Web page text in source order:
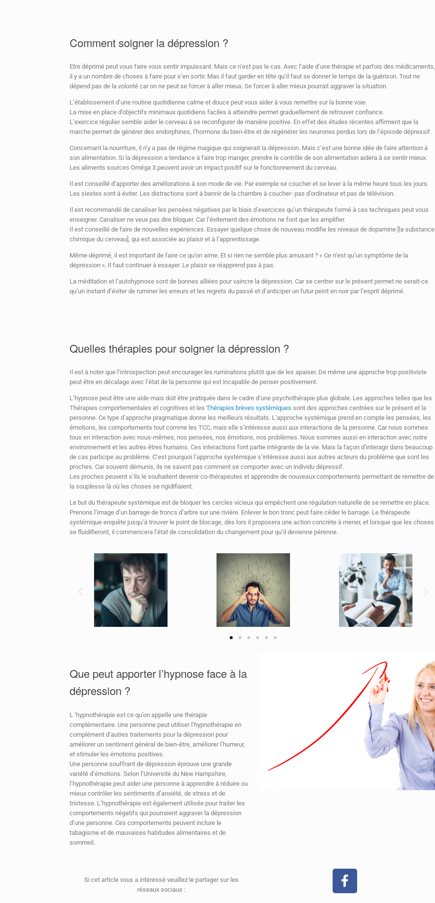
Comment soigner la dépression ?
Etre déprimé peut vous faire vous sentir impuissant. Mais ce n’est pas le cas. Avec l’aide d’une thérapie et parfois des médicaments,
il y a un nombre de choses à faire pour s’en sortir. Mas il faut garder en tête qu’il faut se donner le temps de la guérison. Tout ne
dépend pas de la volonté car on ne peut se forcer à aller mieux. Se forcer à aller mieux pourrait aggraver la situation.
L’établissement d’une routine quotidienne calme et douce peut vous aider à vous remettre sur la bonne voie.
La mise en place d’objectifs minimaux quotidiens faciles à atteindre permet graduellement de retrouver confiance.
L’exercice régulier semble aider le cerveau à se reconfigurer de manière positive. En effet des études récentes affirment que la
marche permet de générer des endorphines, l’hormone du bien-être et de régénérer les neurones perdus lors de l’épisode dépressif.
Concernant la nourriture, il n’y a pas de régime magique qui soignerait la dépression. Mais c’est une bonne idée de faire attention à
son alimentation. Si la dépression a tendance à faire trop manger, prendre le contrôle de son alimentation aidera à se sentir mieux.
Les aliments sources Oméga 3 peuvent avoir un impact positif sur le fonctionnement du cerveau.
Il est conseillé d’apporter des améliorations à son mode de vie. Par exemple se coucher et se lever à la même heure tous les jours.
Les siestes sont à éviter. Les distractions sont à bannir de la chambre à coucher- pas d’ordinateur et pas de télévision.
Il est recommandé de canaliser les pensées négatives par le biais d’exercices qu’un thérapeute formé à ces techniques peut vous
enseigner. Canaliser ne veux pas dire bloquer. Car l’évitement des émotions ne font que les amplifier.
Il est conseillé de faire de nouvelles expériences. Essayer quelque chose de nouveau modifie les niveaux de dopamine [la substance
chimique du cerveau], qui est associée au plaisir et à l’apprentissage.
Même déprimé, il est important de faire ce qu’on aime. Et si rien ne semble plus amusant ? « Ce n’est qu’un symptôme de la
dépression ». Il faut continuer à essayer. Le plaisir se réapprend pas à pas.
La méditation et l’autohypnose sont de bonnes alliées pour vaincre la dépression. Car se centrer sur le présent permet ne serait-ce
qu’un instant d’éviter de ruminer les erreurs et les regrets du passé et d’anticiper un futur peint en noir par l’esprit déprimé.
Quelles thérapies pour soigner la dépression ?
Il est à noter que l’introspection peut encourager les ruminations plutôt que de les apaiser. De même une approche trop positiviste
peut être en décalage avec l’état de la personne qui est incapable de penser positivement.
L’hypnose peut être une aide mais doit être pratiquée dans le cadre d’une psychothérapie plus globale. Les approches telles que les
Thérapies comportementales et cognitives et les Thérapies brèves systémiques sont des approches centrées sur le présent et la
personne. Ce type d’approche pragmatique donne les meilleurs résultats. L’approche systémique prend en compte les pensées, les
émotions, les comportements tout comme les TCC, mais elle s’intéresse aussi aux interactions de la personne. Car nous sommes
tous en interaction avec nous-mêmes, nos pensées, nos émotions, nos problèmes. Nous sommes aussi en interaction avec notre
environnement et les autres êtres humains. Ces interactions font partie intégrante de la vie. Mais la façon d’interagir dans beaucoup
de cas participe au problème. C’est pourquoi l’approche systémique s’intéresse aussi aux autres acteurs du problème que sont les
proches. Car souvent démunis, ils ne savent pas comment se comporter avec un individu dépressif.
Les proches peuvent s’ils le souhaitent devenir co-thérapeutes et apprendre de nouveaux comportements permettant de remettre de
la souplesse là où les choses se rigidifiaient.
Le but du thérapeute systémique est de bloquer les cercles vicieux qui empêchent une régulation naturelle de se remettre en place.
Prenons l’image d’un barrage de troncs d’arbre sur une rivière. Enlever le bon tronc peut faire céder le barrage. Le thérapeute
systémique enquête jusqu’à trouver le point de blocage, dès lors il proposera une action concrète à mener, et lorsque que les choses
se fluidifieront, il commencera l’état de consolidation du changement pour qu’il devienne pérenne.
Que peut apporter l’hypnose face à la
dépression ?
L ‘hypnothérapie est ce qu’on appelle une thérapie
complémentaire. Une personne peut utiliser l’hypnothérapie en
complément d’autres traitements pour la dépression pour
améliorer un sentiment général de bien-être, améliorer l’humeur,
et stimuler les émotions positives.
Une personne souffrant de dépression éprouve une grande
variété d’émotions. Selon l’Université du New Hampshire,
l’hypnothérapie peut aider une personne à apprendre à réduire ou
mieux contrôler les sentiments d’anxiété, de stress et de
tristesse. L’hypnothérapie est également utilisée pour traiter les
comportements négatifs qui pourraient aggraver la dépression
d’une personne. Ces comportements peuvent inclure le
tabagisme et de mauvaises habitudes alimentaires et de
sommeil.
Si cet article vous a intéressé veuillez le partager sur les
réseaux sociaux :